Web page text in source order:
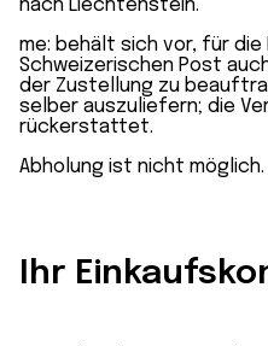
nach Liechtenstein.
me: behält sich vor, für
Schweizerischen Post
der Zustellung zu
selber auszuliefern; die
rückerstattet.
Abholung ist nicht möglich.
Ihr